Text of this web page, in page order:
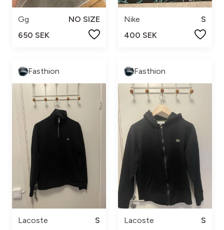
Gg
NO SIZE
650 SEK
Nike
S
400 SEK
Fasthion
Lacoste
S
Fasthion
Lacoste
S